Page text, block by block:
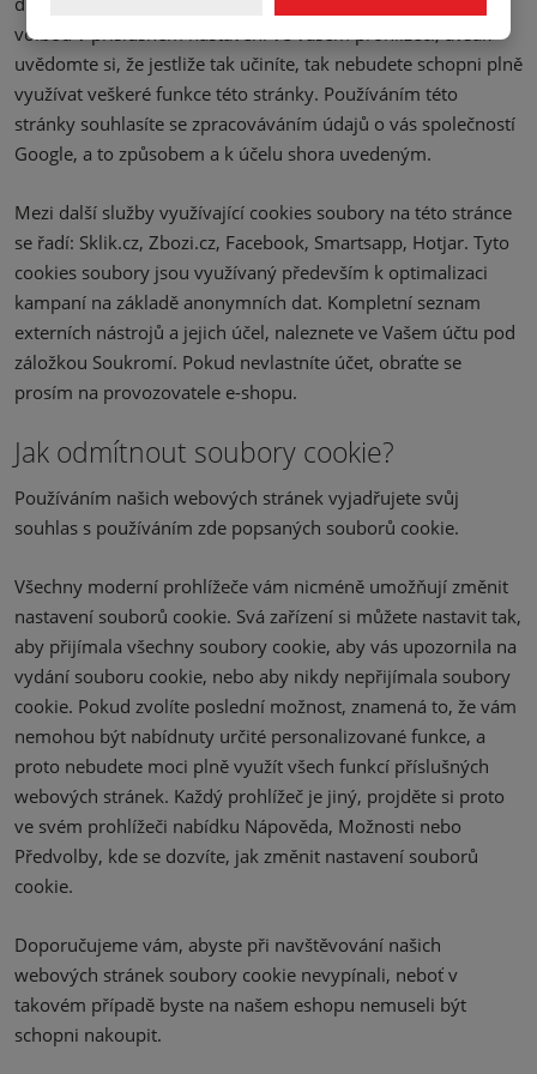
volbou v příslušném nastavení ve vašem prohlížeči, avšak
uvědomte si, že jestliže tak učiníte, tak nebudete schopni plně
využívat veškeré funkce této stránky. Používáním této
stránky souhlasíte se zpracováváním údajů o vás společností
Google, a to způsobem a k účelu shora uvedeným.
Mezi další služby využívající cookies soubory na této stránce
se řadí: Sklik.cz, Zbozi.cz, Facebook, Smartsapp, Hotjar. Tyto
cookies soubory jsou využívaný především k optimalizaci
kampaní na základě anonymních dat. Kompletní seznam
externích nástrojů a jejich účel, naleznete ve Vašem účtu pod
záložkou Soukromí. Pokud nevlastníte účet, obraťte se
prosím na provozovatele e-shopu.
Jak odmítnout soubory cookie?
Používáním našich webových stránek vyjadřujete svůj
souhlas s používáním zde popsaných souborů cookie.
Všechny moderní prohlížeče vám nicméně umožňují změnit
nastavení souborů cookie. Svá zařízení si můžete nastavit tak,
aby přijímala všechny soubory cookie, aby vás upozornila na
vydání souboru cookie, nebo aby nikdy nepřijímala soubory
cookie. Pokud zvolíte poslední možnost, znamená to, že vám
nemohou být nabídnuty určité personalizované funkce, a
proto nebudete moci plně využít všech funkcí příslušných
webových stránek. Každý prohlížeč je jiný, projděte si proto
ve svém prohlížeči nabídku Nápověda, Možnosti nebo
Předvolby, kde se dozvíte, jak změnit nastavení souborů
cookie.
Doporučujeme vám, abyste při navštěvování našich
webových stránek soubory cookie nevypínali, neboť v
takovém případě byste na našem eshopu nemuseli být
schopni nakoupit.